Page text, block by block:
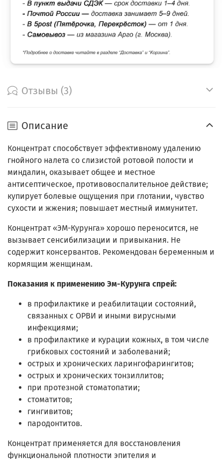
Отзывы (3)
Описание
Концентрат способствует эффективному удалению
гнойного налета со слизистой ротовой полости и
миндалин, оказывает общее и местное
антисептическое, противовоспалительное действие;
купирует болевые ощущения при глотании, чувство
сухости и жжения; повышает местный иммунитет.
Концентрат «ЭМ-Курунга» хорошо переносится, не
вызывает сенсибилизации и привыкания. Не
содержит консервантов. Рекомендован беременным и
кормящим женщинам.
Показания к применению Эм-Курунга спрей:
в профилактике и реабилитации состояний,
связанных с ОРВИ и иными вирусными
инфекциями;
в профилактике и курации кожных, в том числе
грибковых состояний и заболеваний;
острых и хронических ларингофарингитов;
острых и хронических тонзиллитов;
при протезной стоматопатии;
стоматитов;
гингивитов;
пародонтитов.
Концентрат применяется для восстановления
функциональной плотности эпителия и